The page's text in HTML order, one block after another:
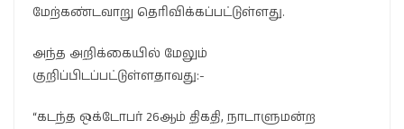
மேற்கண்டவாறு தெரிவிக்கப்பட்டுள்ளது.
அந்த அறிக்கையில் மேலும்
குறிப்பிடப்பட்டுள்ளதாவது:-
“கடந்த ஒக்டோபர் 26ஆம் திகதி, நாடாளுமன்ற